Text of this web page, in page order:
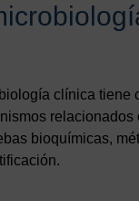
clínica
bioquímicas,